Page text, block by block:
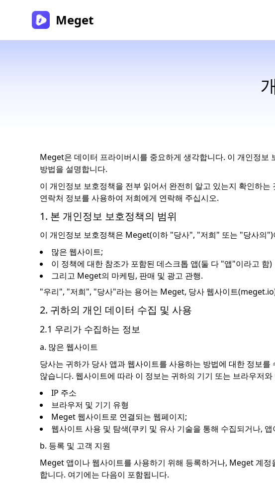
Meget
Meget은 데이터 프라이버시를 중요하게 생각합니다. 이 개인정보
방법을 설명합니다.
이 개인정보 보호정책을 전부 읽어서 완전히 알고 있는지 확인하
연락처 정보를 사용하여 저희에게 연락해 주십시오.
1. 본 개인정보 보호정책의 범위
이 개인정보 보호정책은 Meget(이하 "당사", "저희" 또는 "당사의
많은 웹사이트;
이 정책에 대한 참조가 포함된 데스크톱 앱(둘 다 "앱"이라고 함)
그리고 Meget의 마케팅, 판매 및 광고 관행.
"우리", "저희", "당사"라는 용어는 Meget, 당사 웹사이트
2. 귀하의 개인 데이터 수집 및 사용
2.1 우리가 수집하는 정보
a. 많은 웹사이트
당사는 귀하가 당사 앱과 웹사이트를 사용하는 방법에 대한 정보
않습니다. 웹사이트에 따라 이 정보는 귀하의 기기 또는 브라우저
IP 주소
브라우저 및 기기 유형
Meget 웹사이트로 연결되는 웹페이지;
웹사이트 사용 및 탐색(쿠키 및 유사 기술을 통해 수집되거나,
b. 등록 및 고객 지원
Meget 앱이나 웹사이트를 사용하기 위해 등록하거나, Meget 계
합니다. 여기에는 다음이 포함됩니다.